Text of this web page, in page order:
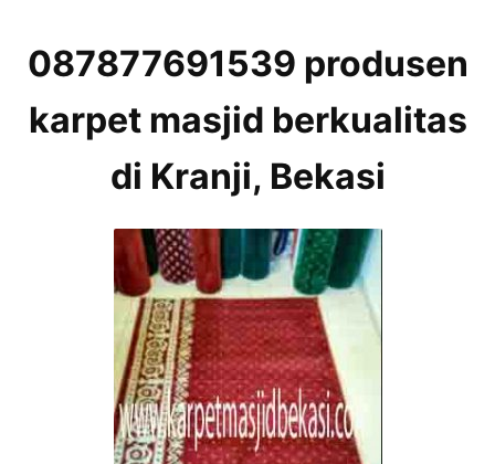
087877691539 produsen
karpet masjid berkualitas
di Kranji, Bekasi